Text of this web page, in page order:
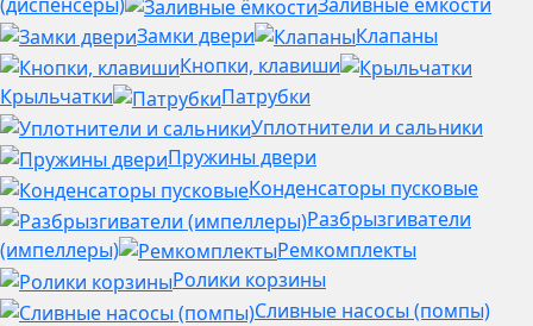
Замки двери
Клапаны
Кнопки, клавиши
Крыльчатки
Патрубки
Уплотнители и сальники
Пружины двери
Конденсаторы пусковые
Разбрызгиватели
(импеллеры)
Ремкомплекты
Ролики корзины
Сливные насосы (помпы)